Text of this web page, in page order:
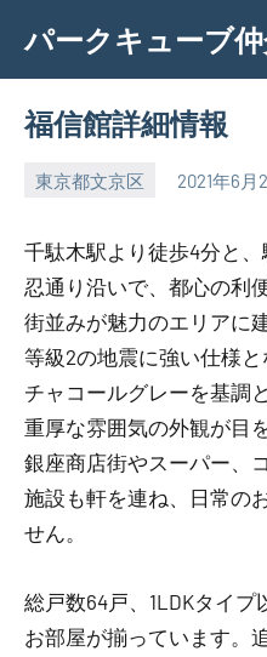
content
パークキューブ
福信館詳細情報
東京都文京区 2021年6月
千駄木駅より徒歩4分と
忍通り沿いで、都心の利
街並みが魅力のエリアに
等級2の地震に強い仕様
チャコールグレーを基調
重厚な雰囲気の外観が目
銀座商店街やスーパー、
施設も軒を連ね、日常の
せん。
総戸数64戸、1LDKタイ
お部屋が揃っています。